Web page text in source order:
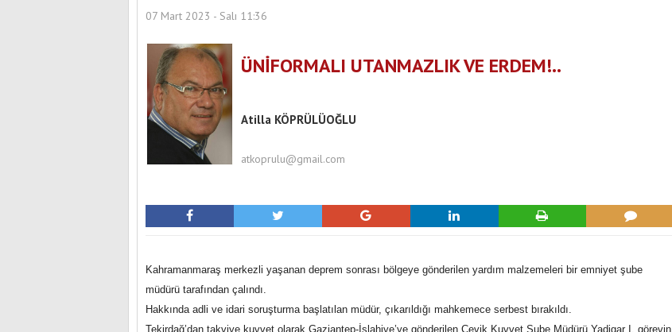
07 Mart 2023 - Salı 11:36
ÜNİFORMALI UTANMAZLIK VE ERDEM!..
Atilla KÖPRÜLÜOĞLU
atkoprulu@gmail.com
Kahramanmaraş merkezli yaşanan deprem sonrası bölgeye gönderilen yardım malzemeleri bir emniyet şube
müdürü tarafından çalındı.
Hakkında adli ve idari soruşturma başlatılan müdür, çıkarıldığı mahkemece serbest bırakıldı.
Tekirdağ’dan takviye kuvvet olarak Gaziantep-İslahiye’ye gönderilen Çevik Kuvvet Şube Müdürü Yadigar I, görevin
İZMİR'DE BAHARIN ADI 'SANAT'